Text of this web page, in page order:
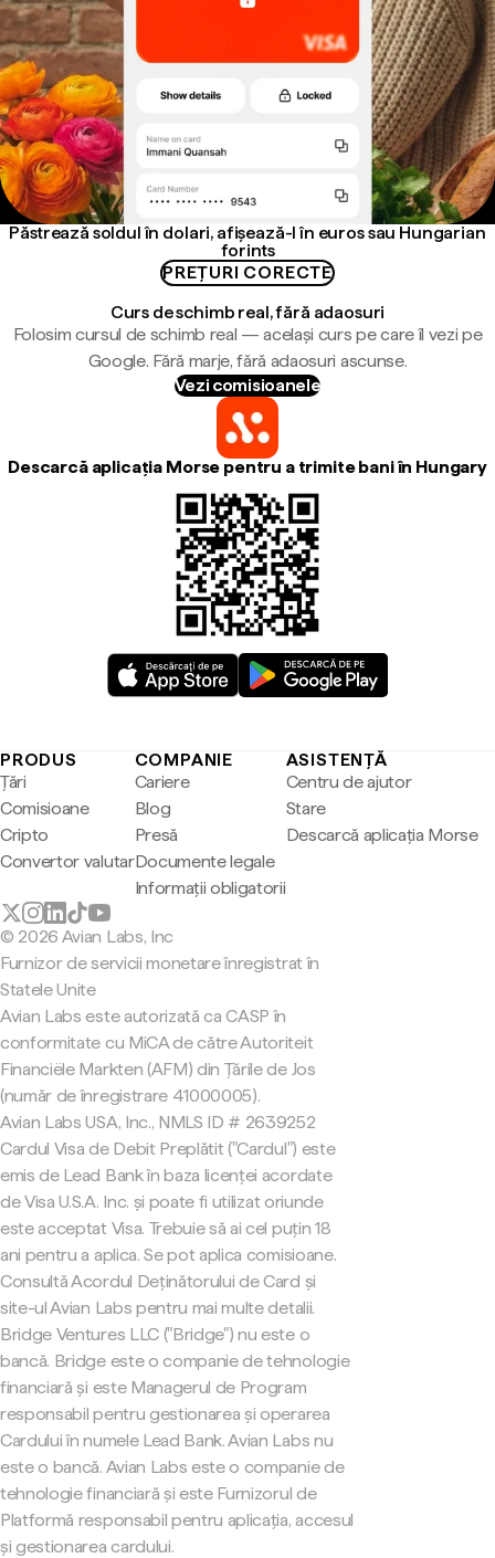
Păstrează soldul în dolari, afișează-l în euros sau Hungarian
forints
PREȚURI CORECTE
Curs de schimb real, fără adaosuri
Folosim cursul de schimb real — același curs pe care îl vezi pe
Google. Fără marje, fără adaosuri ascunse.
Vezi comisioanele
Descarcă aplicația Morse pentru a trimite bani în Hungary
PRODUS
Țări
Comisioane
Cripto
Convertor valutar
COMPANIE
Cariere
Blog
Presă
Documente legale
Informații obligatorii
ASISTENȚĂ
Centru de ajutor
Stare
Descarcă aplicația Morse
© 2026 Avian Labs, Inc
Furnizor de servicii monetare înregistrat în
Statele Unite
Avian Labs este autorizată ca CASP în
conformitate cu MiCA de către Autoriteit
Financiële Markten (AFM) din Țările de Jos
(număr de înregistrare 41000005).
Avian Labs USA, Inc., NMLS ID # 2639252
Cardul Visa de Debit Preplătit ("Cardul") este
emis de Lead Bank în baza licenței acordate
de Visa U.S.A. Inc. și poate fi utilizat oriunde
este acceptat Visa. Trebuie să ai cel puțin 18
ani pentru a aplica. Se pot aplica comisioane.
Consultă Acordul Deținătorului de Card și
site-ul Avian Labs pentru mai multe detalii.
Bridge Ventures LLC ("Bridge") nu este o
bancă. Bridge este o companie de tehnologie
financiară și este Managerul de Program
responsabil pentru gestionarea și operarea
Cardului în numele Lead Bank. Avian Labs nu
este o bancă. Avian Labs este o companie de
tehnologie financiară și este Furnizorul de
Platformă responsabil pentru aplicația, accesul
și gestionarea cardului.